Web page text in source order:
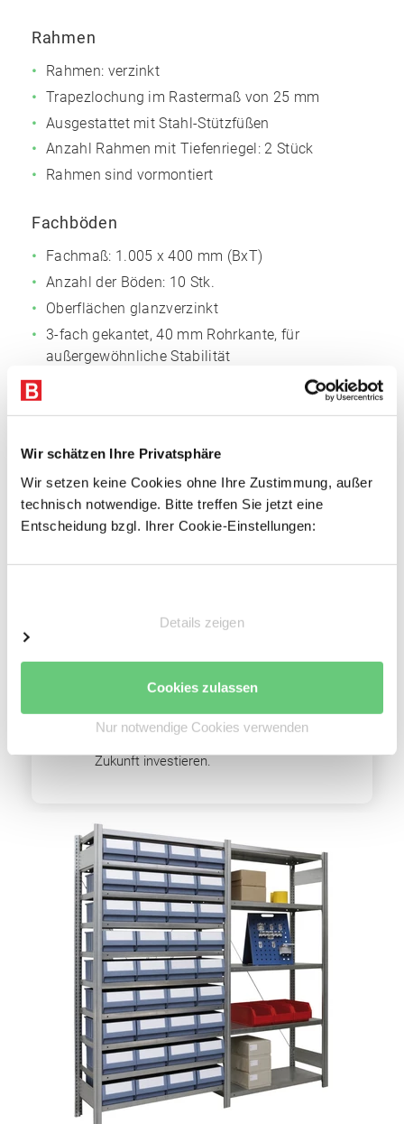
Wir schätzen Ihre Privatsphäre
Wir setzen keine Cookies ohne Ihre Zustimmung, außer
technisch notwendige. Bitte treffen Sie jetzt eine
Entscheidung bzgl. Ihrer Cookie-Einstellungen:
Details zeigen
Cookies zulassen
Nur notwendige Cookies verwenden
Rahmen
Rahmen: verzinkt
Trapezlochung im Rastermaß von 25 mm
Ausgestattet mit Stahl-Stützfüßen
Anzahl Rahmen mit Tiefenriegel: 2 Stück
Rahmen sind vormontiert
Fachböden
Fachmaß: 1.005 x 400 mm (BxT)
Anzahl der Böden: 10 Stk.
Oberflächen glanzverzinkt
3-fach gekantet, 40 mm Rohrkante, für
außergewöhnliche Stabilität
Einfacher Regalaufbau
Schnelle Fachbodenmontage dank steckbarer
Fachbodenträger
Einfache Erweiterbarkeit durch Grund- und
Sie können dieses Regal im Laufe der
müssen nicht komplett neu kaufen. Dank
Zukunft investieren.